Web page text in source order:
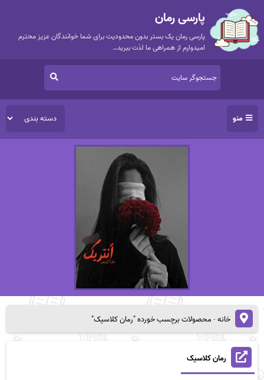
پارسی رمان
پارسی رمان یک بستر بدون محدودیت برای شما خوانندگان عزیز محترم
امیدوارم از همراهی ما لذت ببرید…
منو
خانه-محصولات برچسب خورده "رمان کلاسیک"
رمان کلاسیک